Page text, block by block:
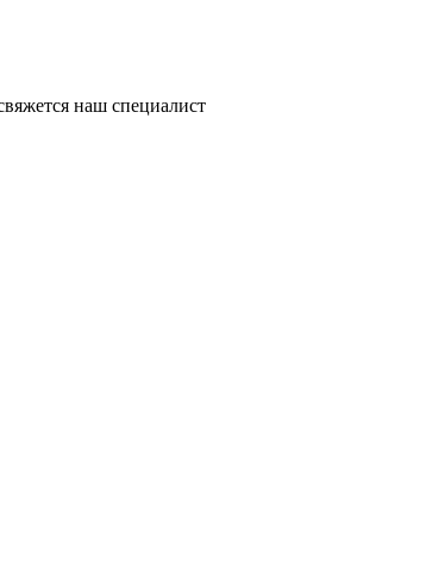
наш специалист